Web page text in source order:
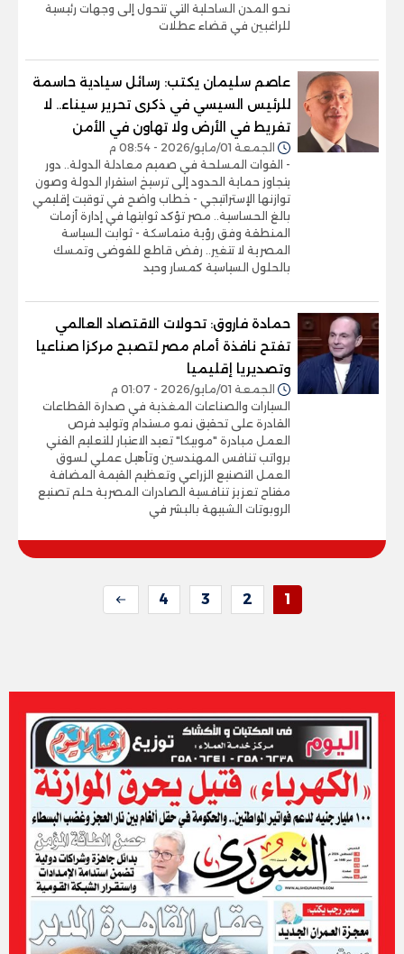
نحو المدن الساحلية التي تتحول إلى وجهات رئيسية
للراغبين في قضاء عطلات
عاصم سليمان يكتب: رسائل سيادية حاسمة
للرئيس السيسي في ذكرى تحرير سيناء.. لا
تفريط في الأرض ولا تهاون في الأمن
الجمعة 01/مايو/2026 - 08:54 م
- القوات المسلحة في صميم معادلة الدولة.. دور
يتجاوز حماية الحدود إلى ترسيخ استقرار الدولة وصون
توازنها الإستراتيجي - خطاب واضح في توقيت إقليمي
بالغ الحساسية.. مصر تؤكد ثوابتها في إدارة أزمات
المنطقة وفق رؤية متماسكة - ثوابت السياسة
المصرية لا تتغير.. رفض قاطع للفوضى وتمسك
بالحلول السياسية كمسار وحيد
حمادة فاروق: تحولات الاقتصاد العالمي
تفتح نافذة أمام مصر لتصبح مركزا صناعيا
وتصديريا إقليميا
الجمعة 01/مايو/2026 - 01:07 م
السيارات والصناعات المغذية في صدارة القطاعات
القادرة على تحقيق نمو مستدام وتوليد فرص
العمل مبادرة "موبيكا" تعيد الاعتبار للتعليم الفني
برواتب تنافس المهندسين وتأهيل عملي لسوق
العمل التصنيع الزراعي وتعظيم القيمة المضافة
مفتاح تعزيز تنافسية الصادرات المصرية حلم تصنيع
الروبوتات الشبيهة بالبشر في
1
2
3
4